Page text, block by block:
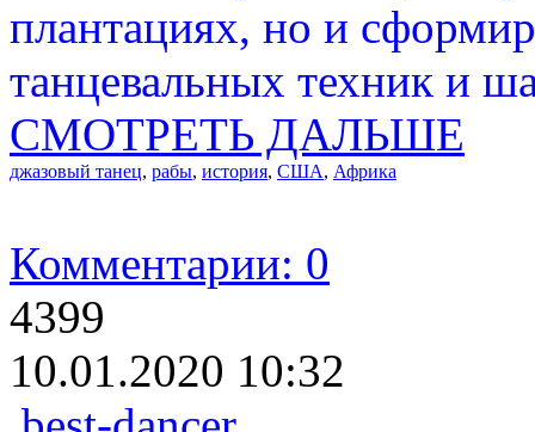
плантациях, но и
танцевальных техник и
СМОТРЕТЬ ДАЛЬШЕ
джазовый танец, рабы, история, США, Африка
Комментарии: 0
4399
10.01.2020 10:32